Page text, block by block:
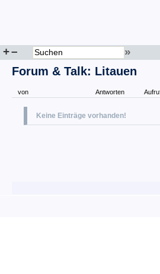
+– »
Forum & Talk: Litauen
von Antworten
Keine Einträge vorhanden!